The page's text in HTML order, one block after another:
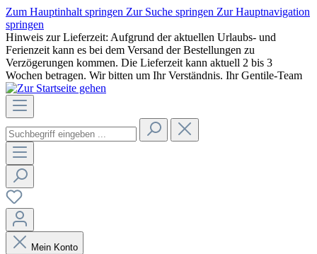
Zum Hauptinhalt springen Zur Suche springen Zur Hauptnavigation
springen
Hinweis zur Lieferzeit: Aufgrund der aktuellen Urlaubs- und
Ferienzeit kann es bei dem Versand der Bestellungen zu
Verzögerungen kommen. Die Lieferzeit kann aktuell 2 bis 3
Wochen betragen. Wir bitten um Ihr Verständnis. Ihr Gentile-Team
Mein Konto